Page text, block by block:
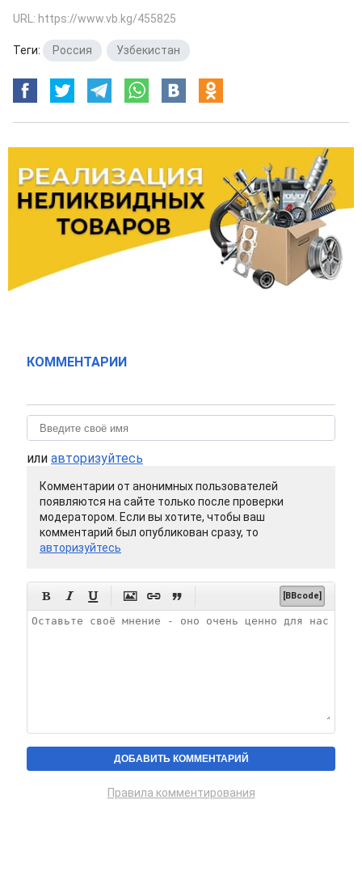
URL: https://www.vb.kg/455825
Теги: Россия Узбекистан
КОММЕНТАРИИ
или авторизуйтесь
Комментарии от анонимных пользователей
появляются на сайте только после проверки
модератором. Если вы хотите, чтобы ваш
комментарий был опубликован сразу, то
авторизуйтесь
      [BBcode]
Правила комментирования